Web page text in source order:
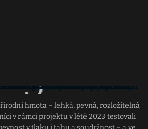
hmota – lehká, pevná, rozložitelná
v rámci projektu v létě 2023 testovali